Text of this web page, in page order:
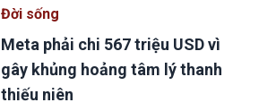
Đời sống
Meta phải chi 567 triệu USD vì
gây khủng hoảng tâm lý thanh
thiếu niên